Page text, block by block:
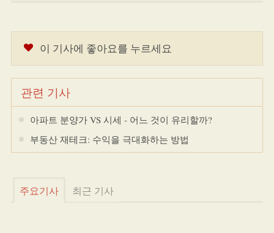
이 기사에 좋아요를 누르세요
관련 기사
아파트 분양가 VS 시세 - 어느 것이 유리할까?
부동산 재테크: 수익을 극대화하는 방법
주요기사 최근 기사